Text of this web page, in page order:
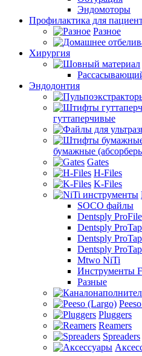
Эндомоторы
Профилактика для
Разное
Хирургия
Эндодонтия
гуттаперчивые
бумажные
Gates
H-Files
K-Files
SOCO файлы
Dentsply ProFile
Dentsply
Dentsply
Dentsply
Mtwo NiTi
Инструменты
Разные
Pluggers
Reamers
Spreaders